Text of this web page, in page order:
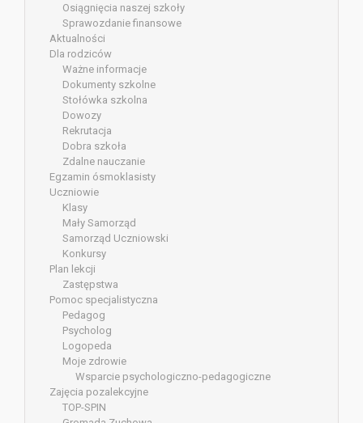
Osiągnięcia naszej szkoły
Sprawozdanie finansowe
Aktualności
Dla rodziców
Ważne informacje
Dokumenty szkolne
Stołówka szkolna
Dowozy
Rekrutacja
Dobra szkoła
Zdalne nauczanie
Egzamin ósmoklasisty
Uczniowie
Klasy
Mały Samorząd
Samorząd Uczniowski
Konkursy
Plan lekcji
Zastępstwa
Pomoc specjalistyczna
Pedagog
Psycholog
Logopeda
Moje zdrowie
Wsparcie psychologiczno-pedagogiczne
Zajęcia pozalekcyjne
TOP-SPIN